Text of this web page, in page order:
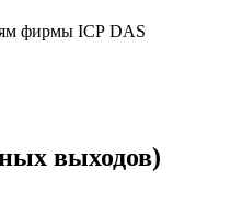
фирмы ICP DAS
выходов)